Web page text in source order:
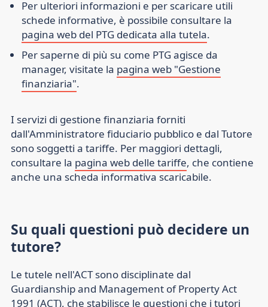
Per ulteriori informazioni e per scaricare utili
schede informative, è possibile consultare la
pagina web del PTG dedicata alla tutela.
Per saperne di più su come PTG agisce da
manager, visitate la pagina web "Gestione
finanziaria".
I servizi di gestione finanziaria forniti
dall'Amministratore fiduciario pubblico e dal Tutore
sono soggetti a tariffe. Per maggiori dettagli,
consultare la pagina web delle tariffe, che contiene
anche una scheda informativa scaricabile.
Su quali questioni può decidere un
tutore?
Le tutele nell'ACT sono disciplinate dal
Guardianship and Management of Property Act
1991 (ACT), che stabilisce le questioni che i tutori